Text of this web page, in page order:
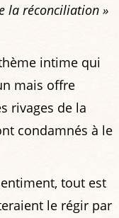
la réconciliation »
intime qui
mais offre
rivages de la
condamnés à le
tout est
le régir par